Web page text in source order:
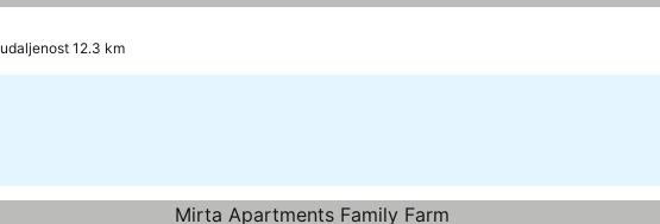
12.3 km